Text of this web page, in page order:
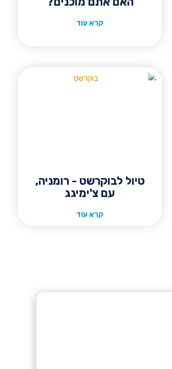
קרא עוד
טיול לבוקרשט - רומניה,
עם צ'ימיגג
קרא עוד